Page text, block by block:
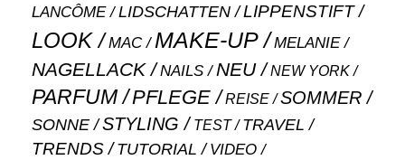
LANCÔME
LIDSCHATTEN LIPPENSTIFT
LOOK MAC MAKE-UP MELANIE
NAGELLACK NAILS NEU NEW YORK
PARFUM PFLEGE REISE SOMMER
SONNE STYLING TEST TRAVEL
TRENDS TUTORIAL VIDEO